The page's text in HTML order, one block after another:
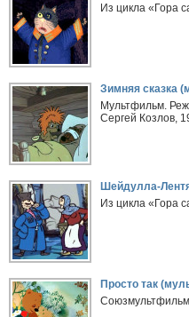
Из цикла «Гора
Зимняя сказка
Мультфильм.
Сергей Козлов,
Шейдулла-
Из цикла «Гора
Просто так